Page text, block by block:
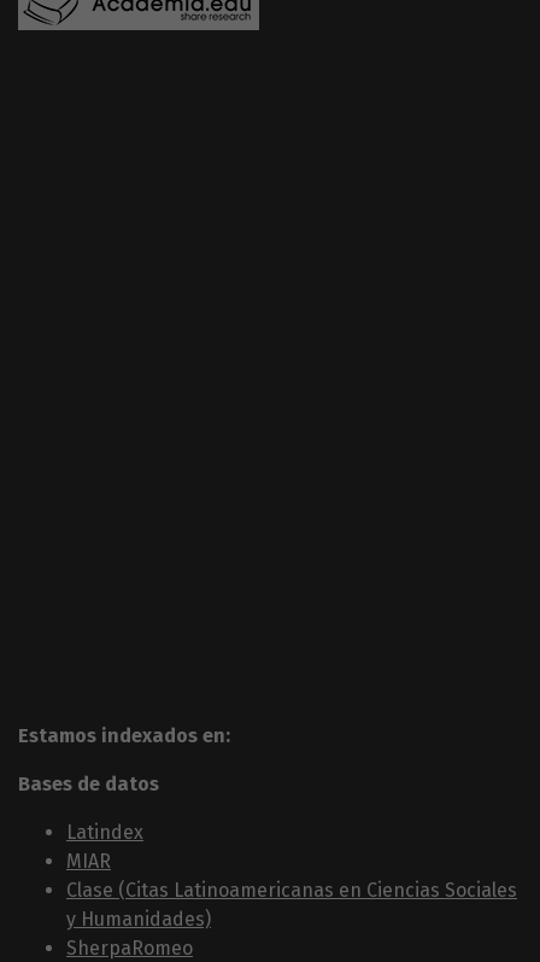
Estamos indexados en:
Bases de datos
Latindex
MIAR
Clase (Citas Latinoamericanas en Ciencias Sociales
y Humanidades)
SherpaRomeo